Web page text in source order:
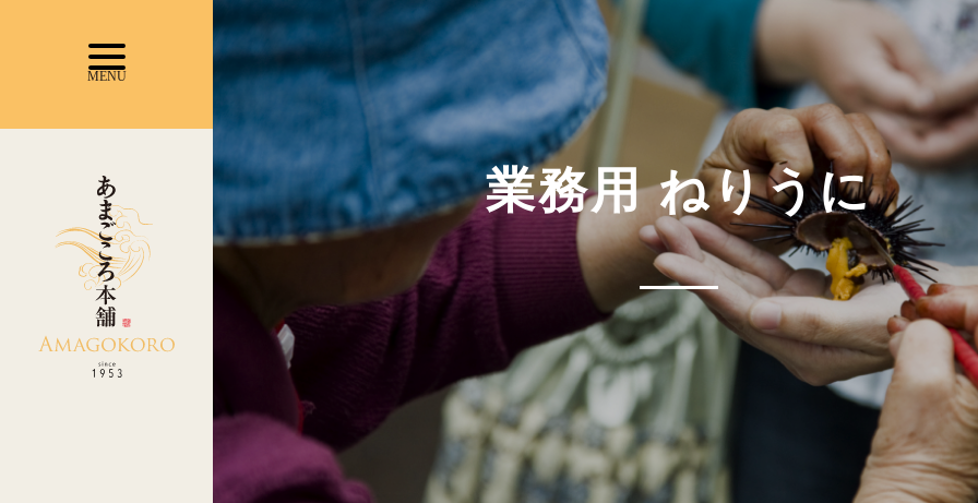
業務用 ねりうに